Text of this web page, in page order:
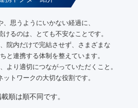
、思うようにいかない経過に、
るのは、とても不安なことです。
院内だけで完結させず、さまざまな
と連携する体制を整えています。
より適切につながっていただくこと。
ットワークの大切な役割です。
順は順不同です。